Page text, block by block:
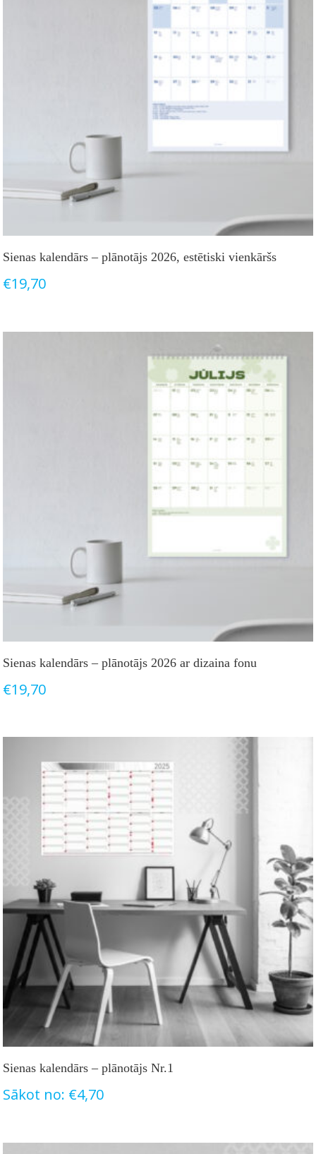
Sienas kalendārs – plānotājs 2026, estētiski vienkāršs
€19,70
Sienas kalendārs – plānotājs 2026 ar dizaina fonu
€19,70
Sienas kalendārs – plānotājs Nr.1
Sākot no: €4,70